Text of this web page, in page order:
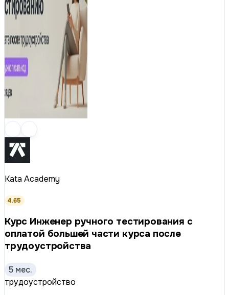
Kata Academy
4.65
Курс Инженер ручного тестирования с
оплатой большей части курса после
трудоустройства
5 мес.
трудоустройство